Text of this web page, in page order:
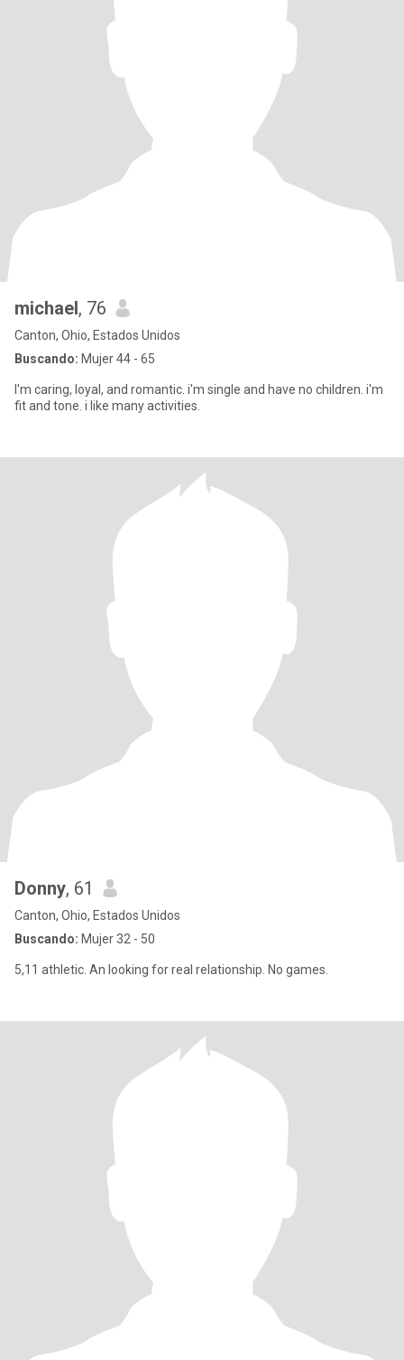
michael, 76
Canton, Ohio, Estados Unidos
Buscando: Mujer 44 - 65
I'm caring, loyal, and romantic. i'm single and have no children. i'm
fit and tone. i like many activities.
Donny, 61
Canton, Ohio, Estados Unidos
Buscando: Mujer 32 - 50
5,11 athletic. An looking for real relationship. No games.